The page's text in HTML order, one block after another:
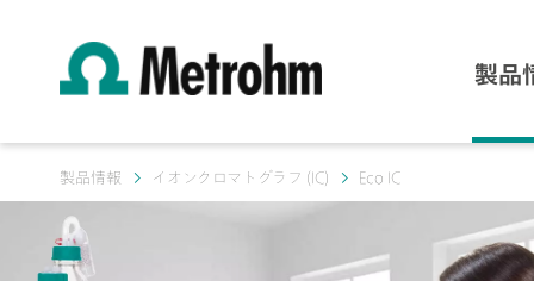
製品
製品情報 イオンクロマトグラフ (IC) Eco IC